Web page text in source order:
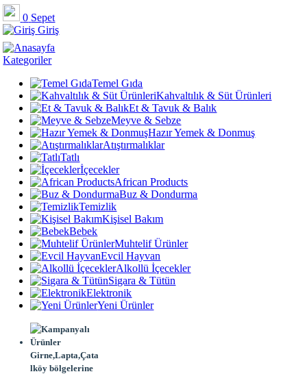
0 Sepet
Giriş
Kategoriler
Temel Gıda
Kahvaltılık & Süt Ürünleri
Et & Tavuk & Balık
Meyve & Sebze
Hazır Yemek & Donmuş
Atıştırmalıklar
Tatlı
İçecekler
African Products
Buz & Dondurma
Temizlik
Kişisel Bakım
Bebek
Muhtelif Ürünler
Evcil Hayvan
Alkollü İçecekler
Sigara & Tütün
Elektronik
Yeni Ürünler
Girne,Lapta,Çata
lköy bölgelerine